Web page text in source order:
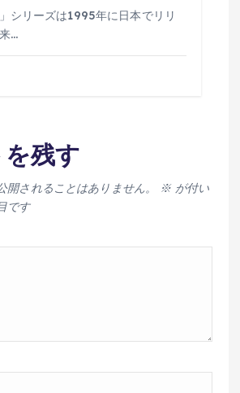
シリーズは1995年に日本でリリ
…
残す
開されることはありません。 ※が付い
です